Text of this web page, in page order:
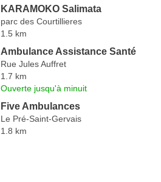
KARAMOKO Salimata
parc des Courtillieres
1.5 km
Ambulance Assistance Santé
Rue Jules Auffret
1.7 km
Ouverte jusqu'à minuit
Five Ambulances
Le Pré-Saint-Gervais
1.8 km